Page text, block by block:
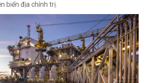
biến địa chính trị.